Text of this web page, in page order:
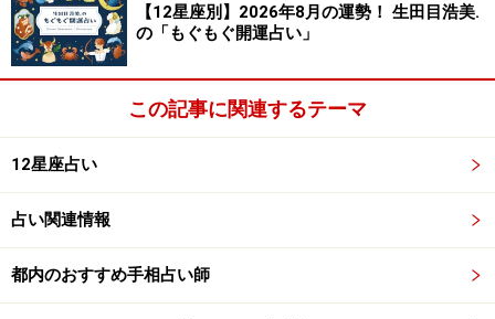
【12星座別】2026年8月の運勢！ 生田目浩美.
の「もぐもぐ開運占い」
この記事に関連するテーマ
12星座占い
占い関連情報
都内のおすすめ手相占い師